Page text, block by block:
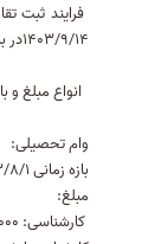
1403/9/14در بازه زمان های ذیل می باشد:
انواع مبلغ و
وام تحصیلی:
بازه زمانی 1403/8/1 الی 1403/9/1
مبلغ:
کارشناسی: 5/000/000 تومان